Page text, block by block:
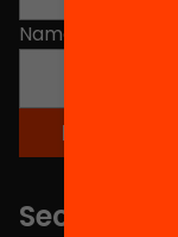
Name
Sections